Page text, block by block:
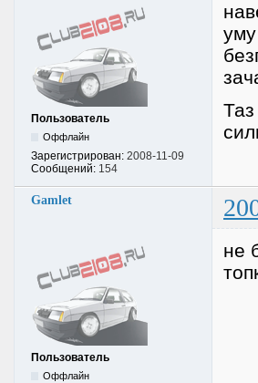
Пользователь
Оффлайн
Зарегистрирован: 2008-11-09
Сообщений: 154
Gamlet
Пользователь
Оффлайн
не